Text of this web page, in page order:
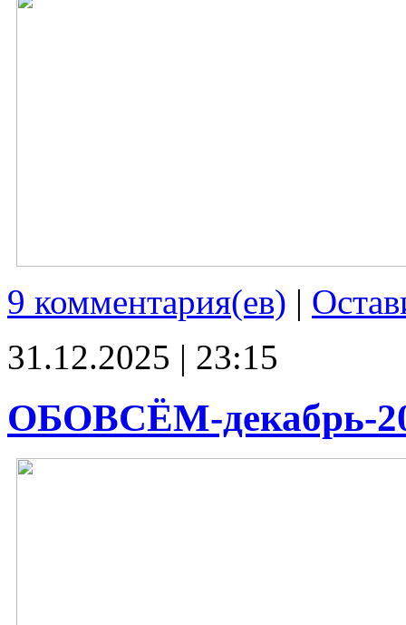
9 комментария(ев) |
31.12.2025 | 23:15
ОБОВСЁМ-декабрь-